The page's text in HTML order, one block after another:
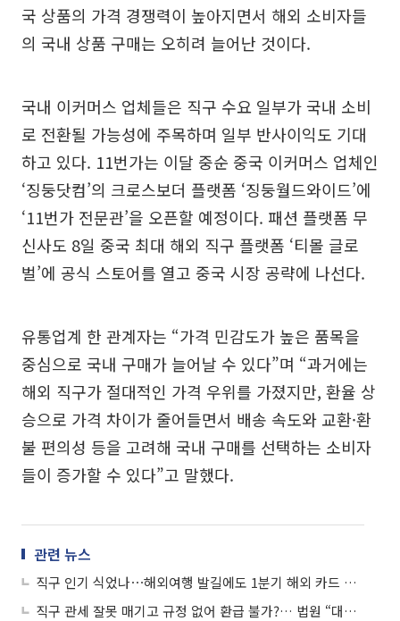
국 상품의 가격 경쟁력이 높아지면서 해외 소비자들
의 국내 상품 구매는 오히려 늘어난 것이다.
국내 이커머스 업체들은 직구 수요 일부가 국내 소비
로 전환될 가능성에 주목하며 일부 반사이익도 기대
하고 있다. 11번가는 이달 중순 중국 이커머스 업체인
‘징둥닷컴’의 크로스보더 플랫폼 ‘징둥월드와이드’에
‘11번가 전문관’을 오픈할 예정이다. 패션 플랫폼 무
신사도 8일 중국 최대 해외 직구 플랫폼 ‘티몰 글로
벌’에 공식 스토어를 열고 중국 시장 공략에 나선다.
유통업계 한 관계자는 “가격 민감도가 높은 품목을
중심으로 국내 구매가 늘어날 수 있다”며 “과거에는
해외 직구가 절대적인 가격 우위를 가졌지만, 환율 상
승으로 가격 차이가 줄어들면서 배송 속도와 교환·환
불 편의성 등을 고려해 국내 구매를 선택하는 소비자
들이 증가할 수 있다”고 말했다.
관련 뉴스
직구 인기 식었나⋯해외여행 발길에도 1분기 해외 카드 사용액 '주춤'
직구 관세 잘못 매기고 규정 없어 환급 불가?… 법원 “대납 유통사에 4억여원 돌려줘야"